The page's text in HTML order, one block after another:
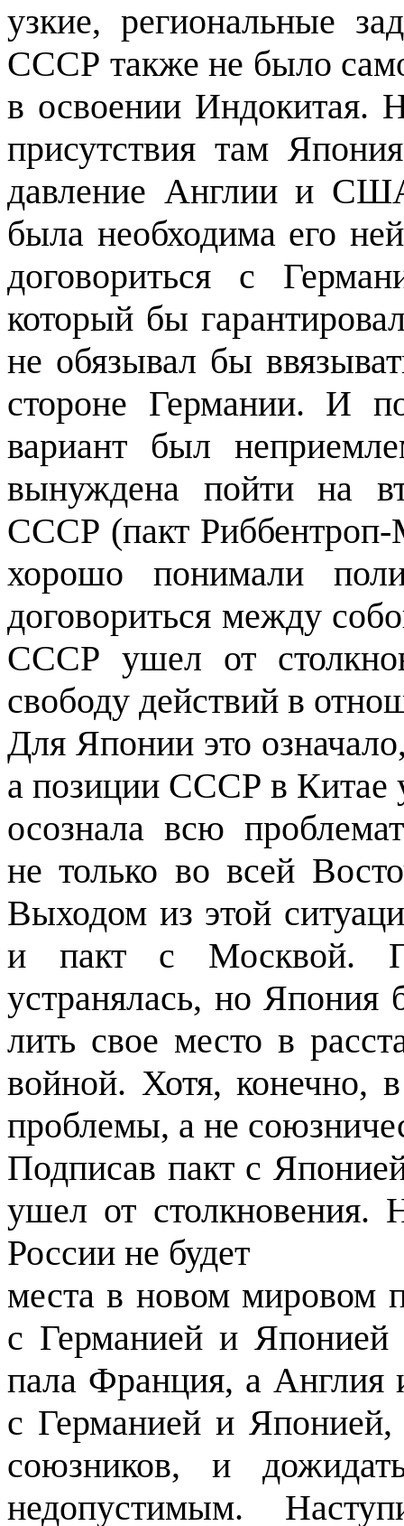
узкие, региональные
СССР также не было
в освоении Индокитая.
присутствия там
давление Англии и
была необ­ходима его
договориться с
который бы
не обязывал бы
сто­роне Германии. И
вариант был
вынуждена пойти на
СССР (пакт
хо­рошо понимали
договориться между
СССР ушел от
свободу дейст­вий в
Для Японии это
а позиции СССР в Китае
осознала всю
не только во всей
Выходом из этой
и пакт с Моск­вой.
устранялась, но
лить свое место в
войной. Хотя, конечно,
проблемы, а не
Подписав пакт с
ушел от
России не будет
места в новом мировом
с Германией и
пала Франция, а
с Германией и
союзников, и
недопустимым.